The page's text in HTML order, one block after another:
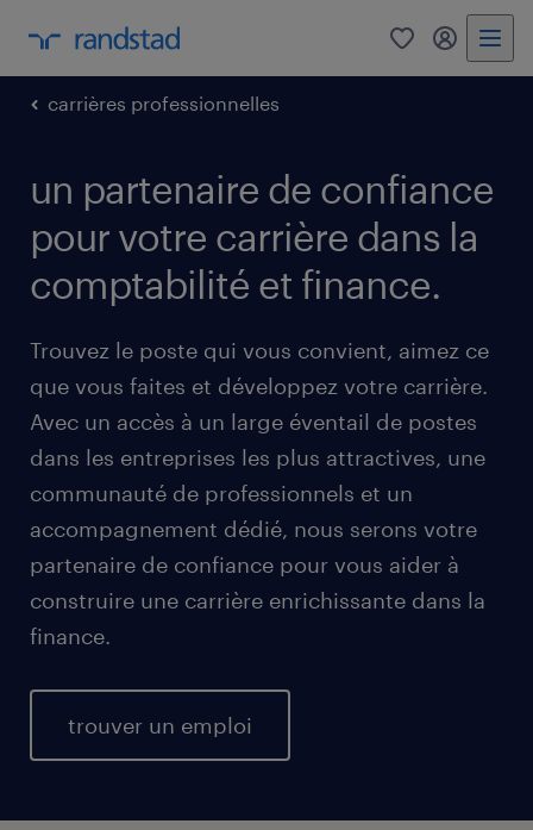
0 mon
carrières professionnelles
un partenaire de confiance
pour votre carrière dans la
comptabilité et finance.
Trouvez le poste qui vous convient, aimez ce
que vous faites et développez votre carrière.
Avec un accès à un large éventail de postes
dans les entreprises les plus attractives, une
communauté de professionnels et un
accompagnement dédié, nous serons votre
partenaire de confiance pour vous aider à
construire une carrière enrichissante dans la
finance.
trouver un emploi